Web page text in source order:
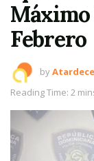
Máximo
Febrero
by
Reading Time: 2